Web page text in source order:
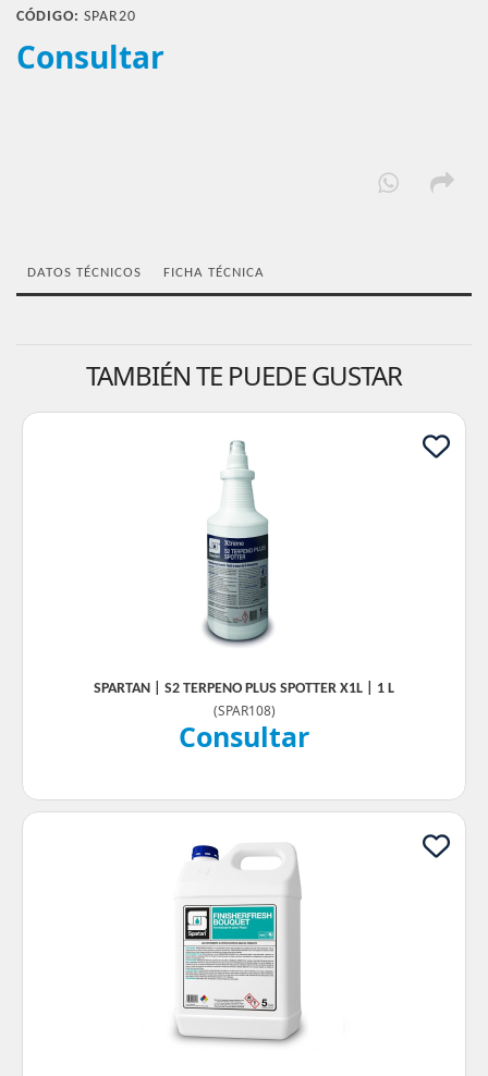
CÓDIGO: SPAR20
Consultar
DATOS TÉCNICOS FICHA TÉCNICA
TAMBIÉN TE PUEDE GUSTAR
SPARTAN | S2 TERPENO PLUS SPOTTER X1L | 1 L
(SPAR108)
Consultar